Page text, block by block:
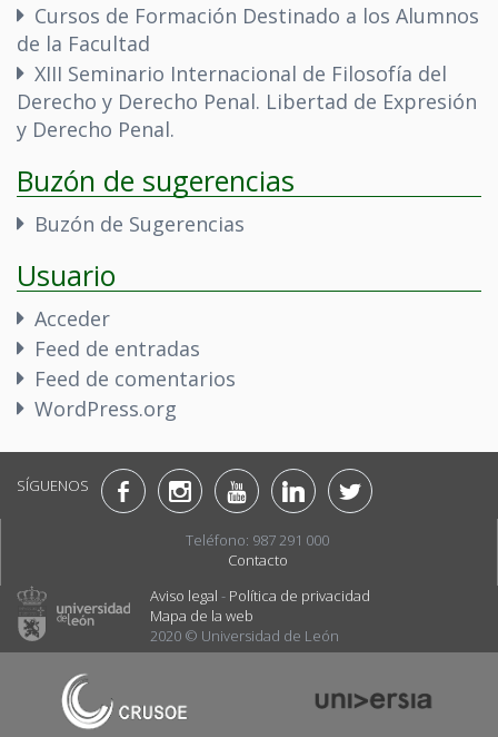
Cursos de Formación Destinado a los Alumnos
de la Facultad
XIII Seminario Internacional de Filosofía del
Derecho y Derecho Penal. Libertad de Expresión
y Derecho Penal.
Buzón de sugerencias
Buzón de Sugerencias
Usuario
Acceder
Feed de entradas
Feed de comentarios
WordPress.org
SÍGUENOS
Teléfono: 987 291 000
Contacto
Aviso legal - Política de privacidad
Mapa de la web
2020 © Universidad de León